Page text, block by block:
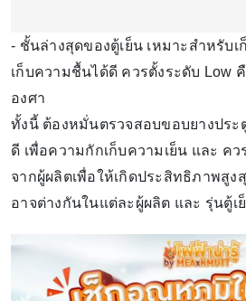
- ชั้นล่างสุดของตู้เย็น เหมาะสำหรับเ
เก็บความชื้นได้ดี ควรตั้งระดับ Low
องศา
ทั้งนี้ ต้องหมั่นตรวจสอบขอบยางประ
ดี เพื่อความกักเก็บความเย็น และ ค
จากผู้ผลิตเพื่อให้เกิดประสิทธิภาพสู
อาจต่างกันในแต่ละผู้ผลิต และ รุ่นตู้เ